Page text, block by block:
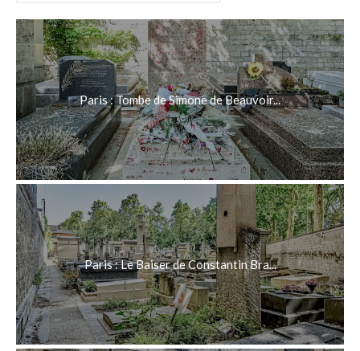
Paris : Tombe de Simone de Beauvoir...
Paris : Le Baiser de Constantin Bra...